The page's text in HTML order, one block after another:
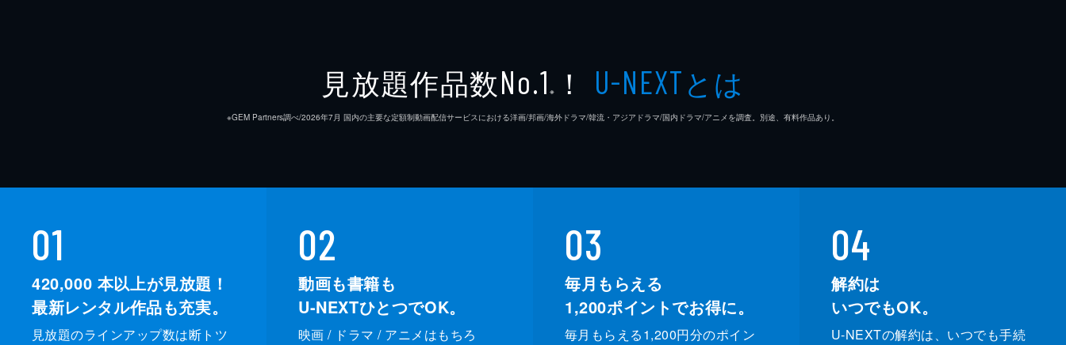
見放題作品数No.1 ※ ！ U-NEXTとは
※GEM Partners調べ/2026年7⽉ 国内の主要な定額制動画配信サービスにおける洋画/邦画/海外ドラマ/韓流・アジアドラマ/国内ドラマ/アニメを調査。別途、有料作品あり。
01
420,000 本以上が見放題！
最新レンタル作品も充実。
見放題のラインアップ数は断トツ
02
動画も書籍も
U-NEXTひとつでOK。
映画 / ドラマ / アニメはもちろ
03
毎月もらえる
1,200ポイントでお得に。
毎月もらえる1,200円分のポイン
04
解約は
いつでもOK。
U-NEXTの解約は、いつでも手続